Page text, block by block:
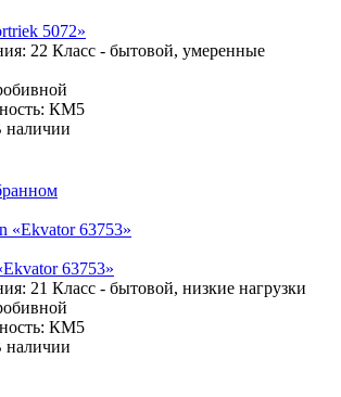
5072»
22 Класс - бытовой, умеренные
КМ5
наличии
63753»
21 Класс - бытовой, низкие нагрузки
КМ5
наличии